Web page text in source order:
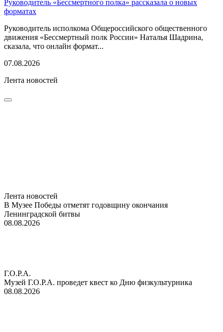
Руководитель «Бессмертного полка» рассказала о новых
форматах
Руководитель исполкома Общероссийского общественного
движения «Бессмертный полк России» Наталья Шадрина,
сказала, что онлайн формат...
07.08.2026
Лента новостей
Лента новостей
В Музее Победы отметят годовщину окончания
Ленинградской битвы
08.08.2026
Г.О.Р.А.
Музей Г.О.Р.А. проведет квест ко Дню физкультурника
08.08.2026